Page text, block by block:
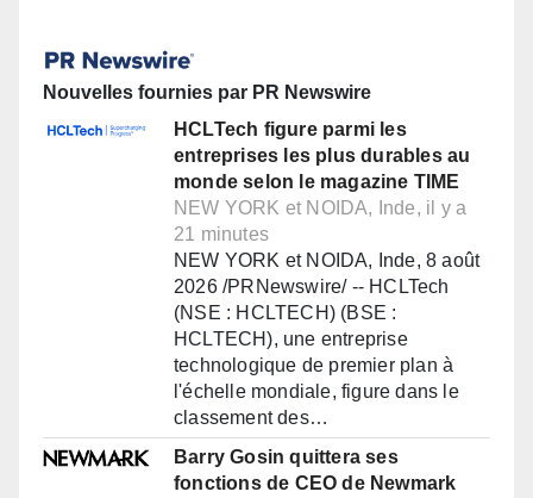
Nouvelles fournies par PR Newswire
HCLTech figure parmi les
entreprises les plus durables au
monde selon le magazine TIME
NEW YORK et NOIDA, Inde, il y a
21 minutes
NEW YORK et NOIDA, Inde, 8 août
2026 /PRNewswire/ -- HCLTech
(NSE : HCLTECH) (BSE :
HCLTECH), une entreprise
technologique de premier plan à
l'échelle mondiale, figure dans le
classement des…
Barry Gosin quittera ses
fonctions de CEO de Newmark